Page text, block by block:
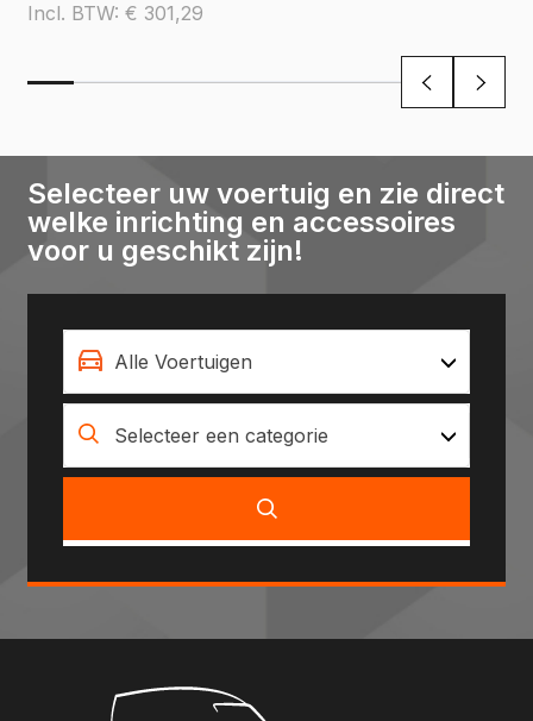
Incl. BTW: € 301,29
Selecteer uw voertuig en zie direct
welke inrichting en accessoires
voor u geschikt zijn!
Alle Voertuigen
Selecteer een categorie